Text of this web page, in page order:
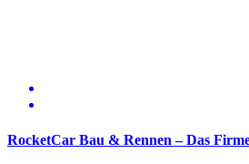
RocketCar Bau & Rennen – Das